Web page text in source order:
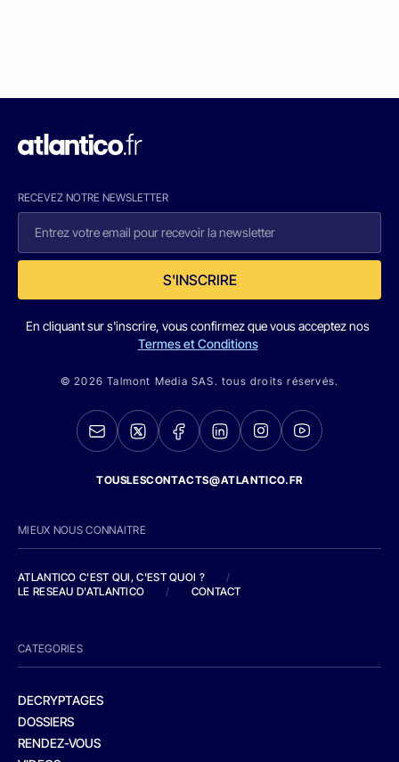
RECEVEZ NOTRE NEWSLETTER
S'INSCRIRE
En cliquant sur s'inscrire, vous confirmez que vous acceptez nos
Termes et Conditions
© 2026 Talmont Media SAS. tous droits réservés.
TOUSLESCONTACTS@ATLANTICO.FR
MIEUX NOUS CONNAITRE
ATLANTICO C'EST QUI, C'EST QUOI ?
/
LE RESEAU D'ATLANTICO
/ CONTACT
CATEGORIES
DECRYPTAGES
DOSSIERS
RENDEZ-VOUS